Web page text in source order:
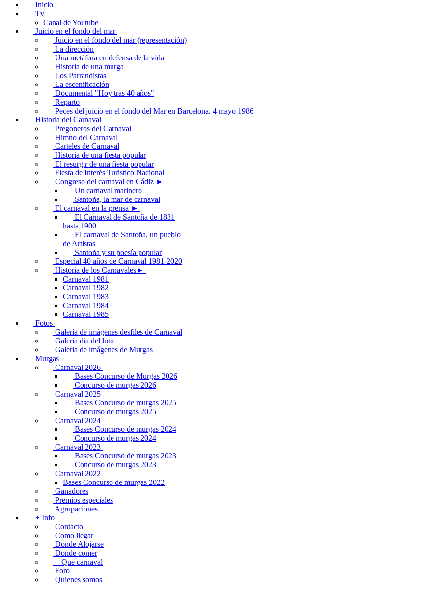
Inicio
Tv
Canal de Youtube
Juicio en el fondo del mar
Juicio en el fondo del mar (representación)
La dirección
Una metáfora en defensa de la vida
Historia de una murga
Los Parrandistas
La escenificación
Documental "Hoy tras 40 años"
Reparto
Peces del juicio en el fondo del Mar en Barcelona. 4 mayo 1986
Historia del Carnaval
Pregoneros del Carnaval
Himno del Carnaval
Carteles de Carnaval
Historia de una fiesta popular
El resurgir de una fiesta popular
Fiesta de Interés Turístico Nacional
Congreso del carnaval en Cádiz ►
Un carnaval marinero
Santoña, la mar de carnaval
El carnaval en la prensa ►
El Carnaval de Santoña de 1881
hasta 1900
El carnaval de Santoña, un pueblo
de Artistas
Santoña y su poesía popular
Especial 40 años de Carnaval 1981-2020
Historia de los Carnavales►
Carnaval 1981
Carnaval 1982
Carnaval 1983
Carnaval 1984
Carnaval 1985
Fotos
Galería de imágenes desfiles de Carnaval
Galeria dia del luto
Galeria de imágenes de Murgas
Murgas
Carnaval 2026
Bases Concurso de Murgas 2026
Concurso de murgas 2026
Carnaval 2025
Bases Concurso de murgas 2025
Concurso de murgas 2025
Carnaval 2024
Bases Concurso de murgas 2024
Concurso de murgas 2024
Carnaval 2023
Bases Concurso de murgas 2023
Concurso de murgas 2023
Carnaval 2022
Bases Concurso de murgas 2022
Ganadores
Premios especiales
Agrupaciones
+ Info
Contacto
Como llegar
Donde Alojarse
Donde comer
+ Que carnaval
Foro
Quienes somos